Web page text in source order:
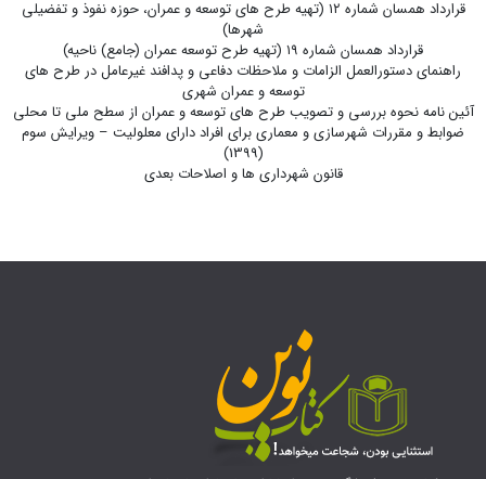
قرارداد همسان شماره ۱۲ (تهیه طرح های توسعه و عمران، حوزه نفوذ و تفضیلی
شهرها)
قرارداد همسان شماره ۱۹ (تهیه طرح توسعه عمران (جامع) ناحیه)
راهنمای دستورالعمل الزامات و ملاحظات دفاعی و پدافند غیرعامل در طرح های
توسعه و عمران شهری
آئین نامه نحوه بررسی و تصویب طرح های توسعه و عمران از سطح ملی تا محلی
ضوابط و مقررات شهرسازی و معماری برای افراد دارای معلولیت – ویرایش سوم
(1399)
قانون شهرداری ها و اصلاحات بعدی